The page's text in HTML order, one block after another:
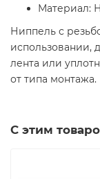
Материал:
Ниппель с
использовании,
лента или
от типа монтажа.
С этим